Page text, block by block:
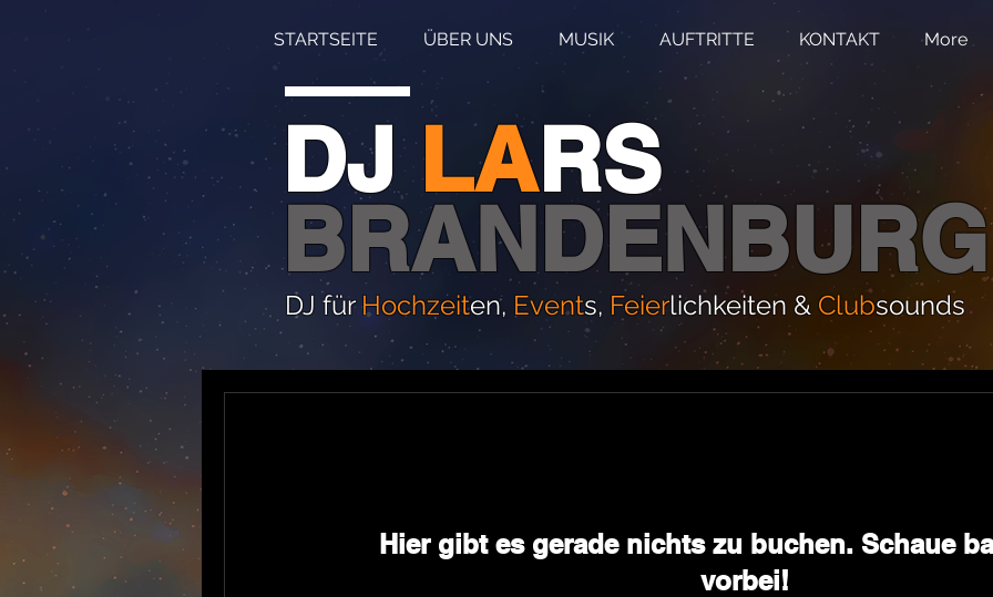
STARTSEITE ÜBER UNS MUSIK AUFTRITTE KONTAKT More
DJLARS
DJ fürHochzeiten, Events, Feierlichkeiten & Clubsounds
Hier gibt es gerade nichts zu buchen. Schaue
vorbei!